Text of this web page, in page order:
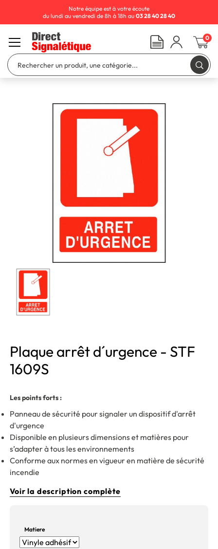
Plaque arrêt d´urgence - STF
1609S
Les points forts :
Panneau de sécurité pour signaler un dispositif d'arrêt
d'urgence
Disponible en plusieurs dimensions et matières pour
s’adapter à tous les environnements
Conforme aux normes en vigueur en matière de sécurité
incendie
Voir la description complète
Matiere
Notre équipe est à votre écoute
du lundi au vendredi de 8h à 18h au 03 28 40 28 40
0